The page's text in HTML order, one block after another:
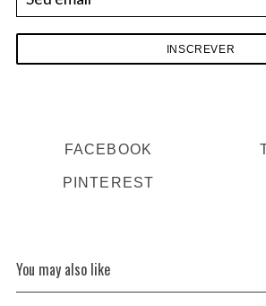
FACEBOOK
PINTEREST
You may also like